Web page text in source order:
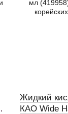
Жидкий
КАО Wide